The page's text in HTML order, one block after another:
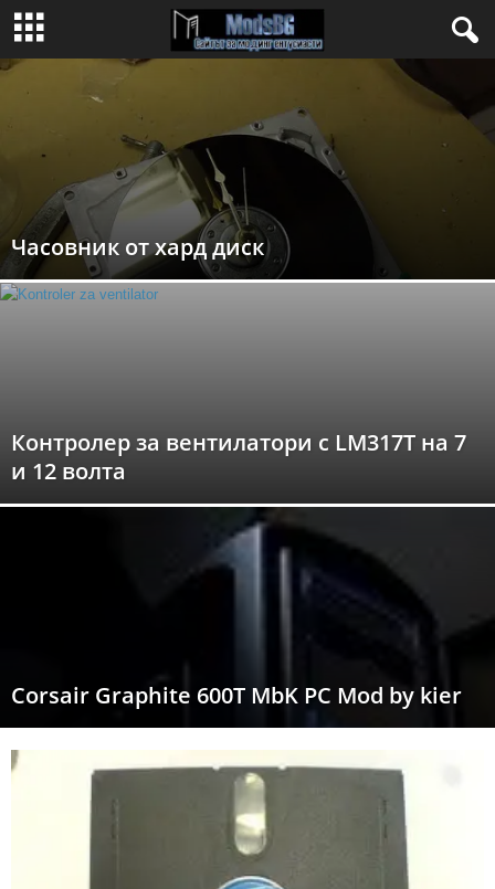
Часовник от хард диск
Контролер за вентилатори с LM317T на 7
и 12 волта
Corsair Graphite 600T MbK PC Mod by kier